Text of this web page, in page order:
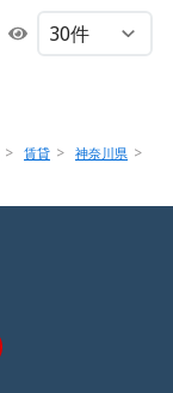
賃貸
神奈川県